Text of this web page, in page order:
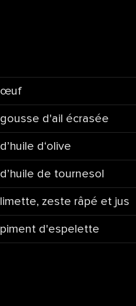
œuf
gousse d'ail écrasée
d’huile d‘olive
d’huile de tournesol
limette, zeste râpé et jus
piment d'espelette